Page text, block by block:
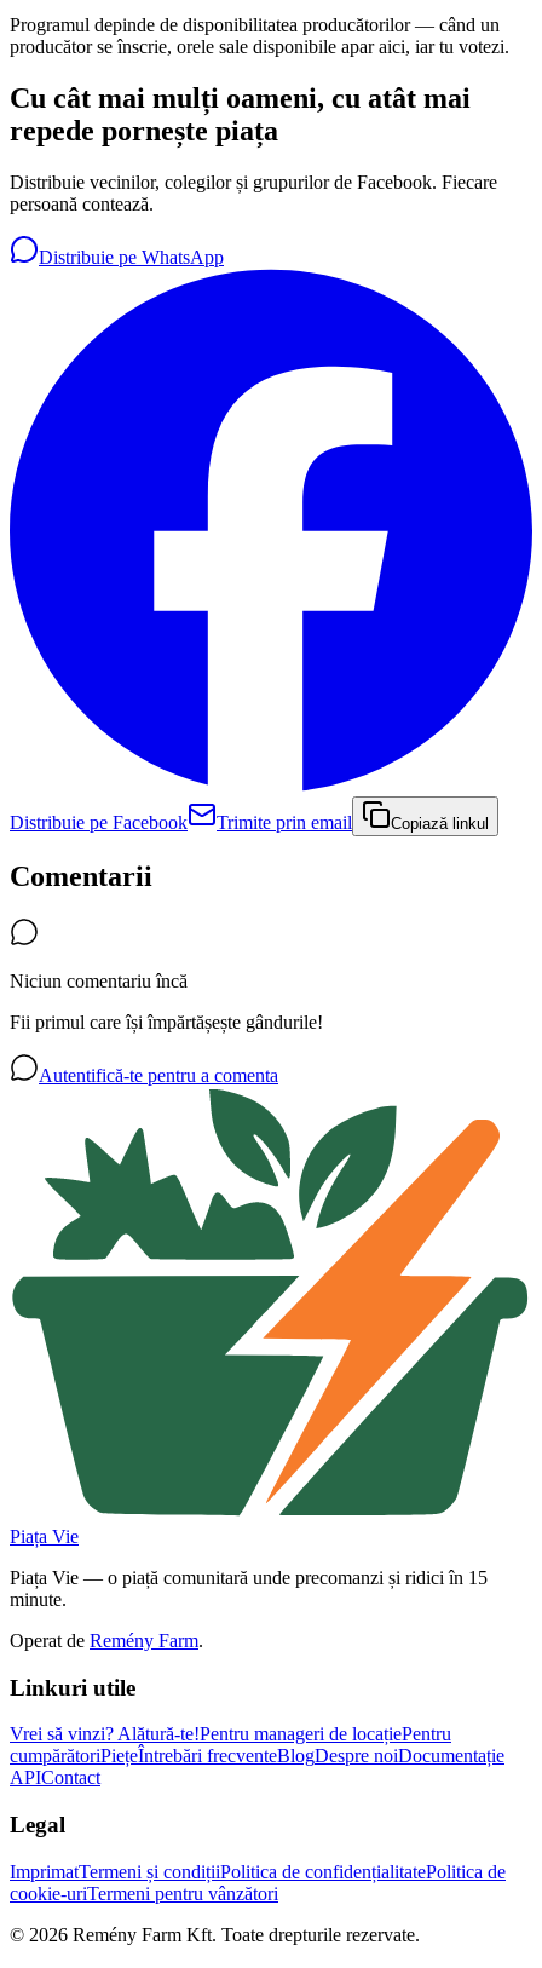
Programul depinde de disponibilitatea producătorilor — când un
producător se înscrie, orele sale disponibile apar aici, iar tu votezi.
Cu cât mai mulți oameni, cu atât mai
repede pornește piața
Distribuie vecinilor, colegilor și grupurilor de Facebook. Fiecare
persoană contează.
Distribuie pe WhatsApp
Distribuie pe Facebook Trimite prin email Copiază linkul
Comentarii
Niciun comentariu încă
Fii primul care își împărtășește gândurile!
Autentifică-te pentru a comenta
Piața Vie
Piața Vie — o piață comunitară unde precomanzi și ridici în 15
minute.
Operat de Remény Farm.
Linkuri utile
Vrei să vinzi? Alătură-te!Pentru manageri de locațiePentru
cumpărătoriPiețeÎntrebări frecventeBlogDespre noiDocumentație
APIContact
Legal
ImprimatTermeni și condițiiPolitica de confidențialitatePolitica de
cookie-uriTermeni pentru vânzători
© 2026 Remény Farm Kft. Toate drepturile rezervate.